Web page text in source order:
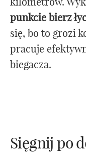
punkcie bierz
się, bo to grozi
pracuje
biegacza.
Sięgnij po